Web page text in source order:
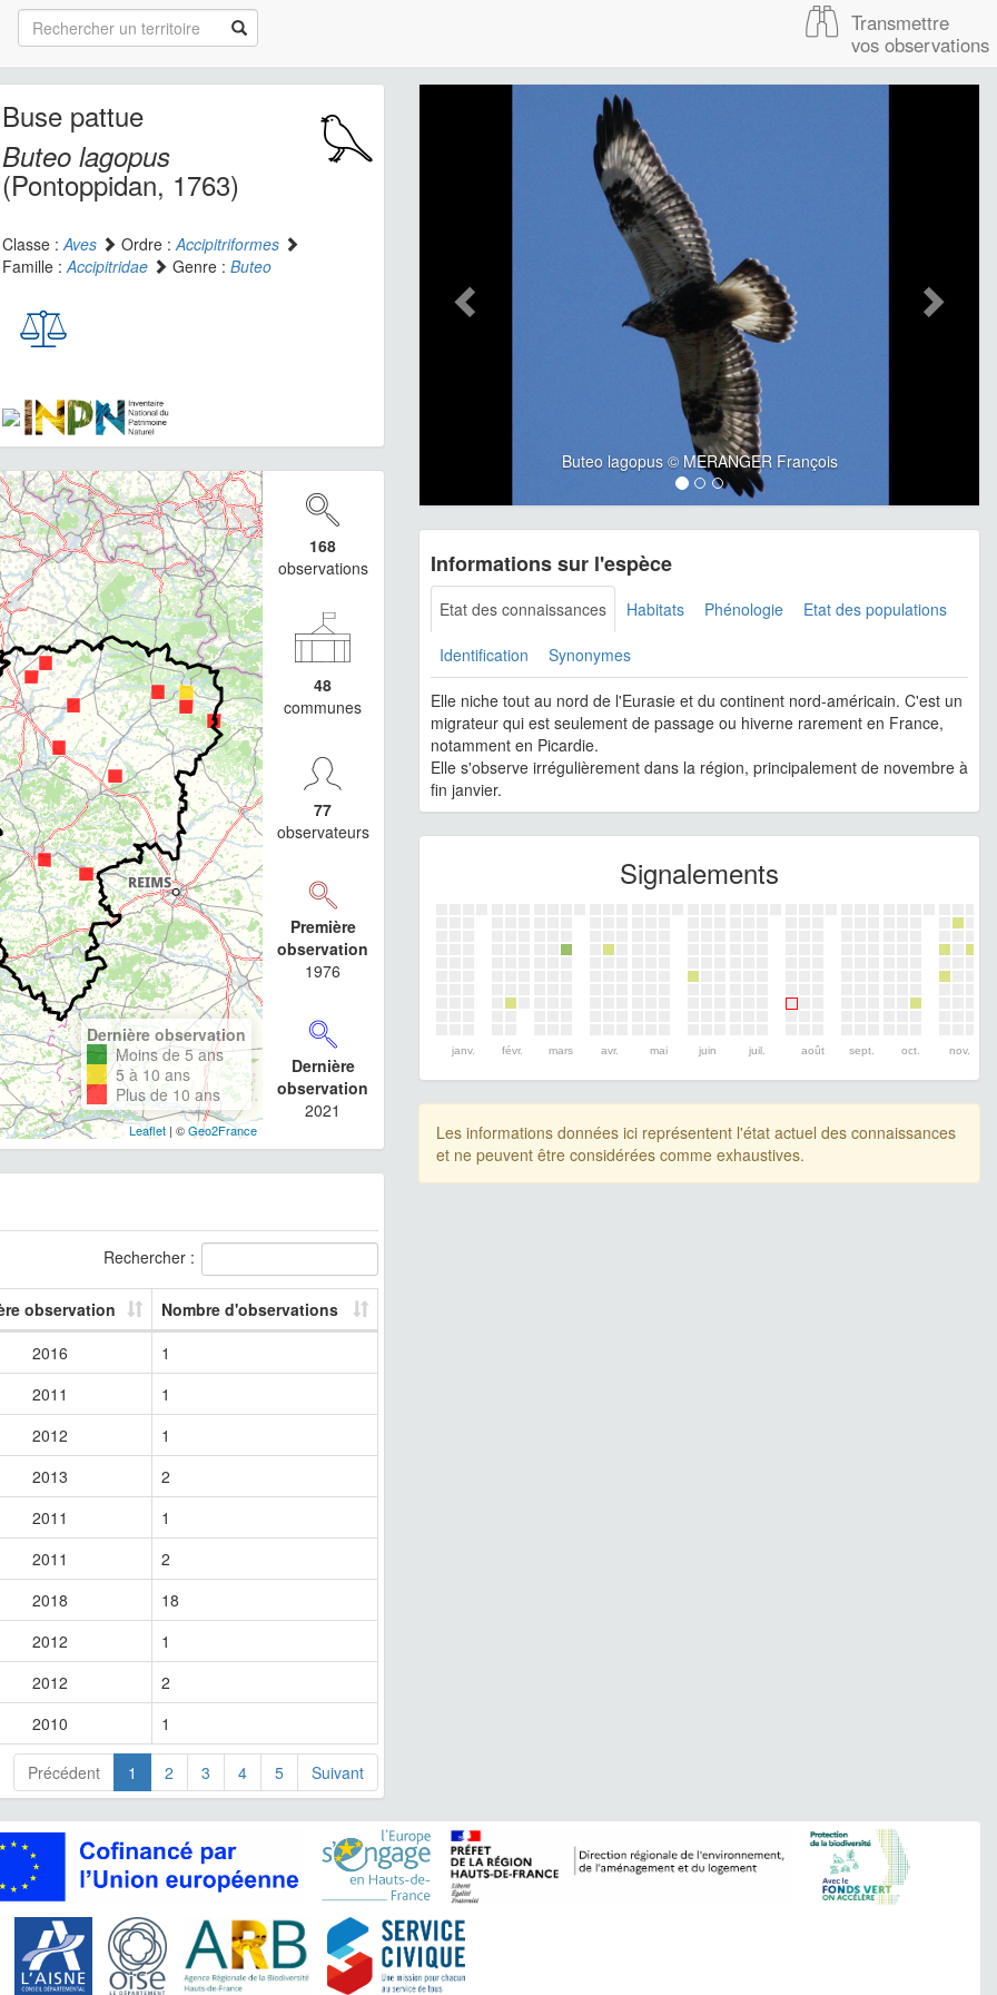
Transmettre
vos observations
Buse pattue
Buteo lagopus
(Pontoppidan, 1763)
Classe :Aves Ordre :Accipitriformes
Famille :Accipitridae Genre : Buteo
Dernière observation
Moins de 5 ans
5 à 10 ans
Plus de 10 ans
Leaflet| ©Geo2France
168
observations
48
communes
77
observateurs
Première
observation
1976
Dernière
observation
2021
Rechercher :
observation
Nombre d'observations
2016
1
2011
1
2012
1
2013
2
2011
1
2011
2
2018
18
2012
1
2012
2
2010
1
Précédent 1 2 3 4 5 Suivant
Buteo lagopus © MERANGER François
Informations sur l'espèce
Etat des connaissances Habitats Phénologie Etat des populations
Identification Synonymes
Elle niche tout au nord de l'Eurasie et du continent nord-américain. C'est un
migrateur qui est seulement de passage ou hiverne rarement en France,
notamment en Picardie.
Elle s'observe irrégulièrement dans la région, principalement de novembre à
fin janvier.
Signalements
janv. févr. mars avr. mai juin juil. août sept. oct. nov.
Les informations données ici représentent l'état actuel des connaissances
et ne peuvent être considérées comme exhaustives.